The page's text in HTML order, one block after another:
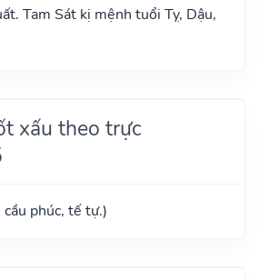
Tam Sát kị mệnh tuổi Tỵ, Dậu,
xấu theo trực
phúc, tế tự.)